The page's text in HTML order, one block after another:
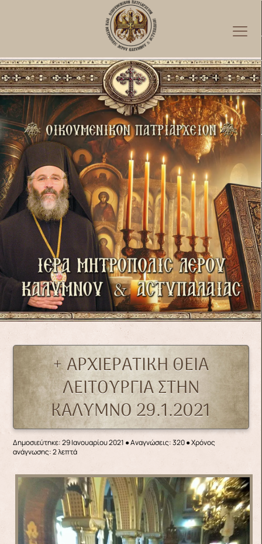
+ ΑΡΧΙΕΡΑΤΙΚΗ ΘΕΙΑ
ΛΕΙΤΟΥΡΓΙΑ ΣΤΗΝ
ΚΑΛΥΜΝΟ 29.1.2021
Δημοσιεύτηκε: 29 Ιανουαρίου 2021 ●Αναγνώσεις: 320● Χρόνος
ανάγνωσης: 2 λεπτά